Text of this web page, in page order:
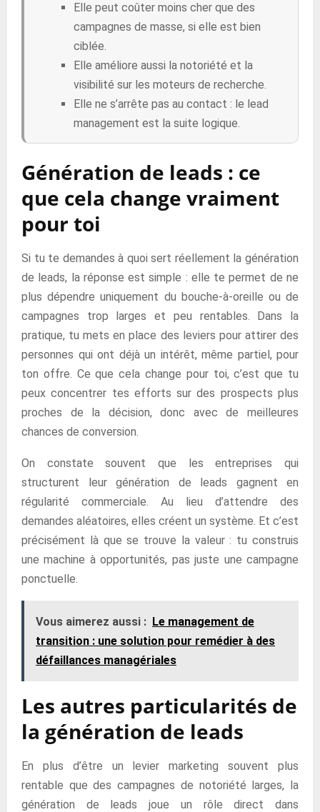
Elle peut coûter moins cher que des
campagnes de masse, si elle est bien
ciblée.
Elle améliore aussi la notoriété et la
visibilité sur les moteurs de recherche.
Elle ne s’arrête pas au contact : le lead
management est la suite logique.
Génération de leads : ce
que cela change vraiment
pour toi
Si tu te demandes à quoi sert réellement la génération
de leads, la réponse est simple : elle te permet de ne
plus dépendre uniquement du bouche-à-oreille ou de
campagnes trop larges et peu rentables. Dans la
pratique, tu mets en place des leviers pour attirer des
personnes qui ont déjà un intérêt, même partiel, pour
ton offre. Ce que cela change pour toi, c’est que tu
peux concentrer tes efforts sur des prospects plus
proches de la décision, donc avec de meilleures
chances de conversion.
On constate souvent que les entreprises qui
structurent leur génération de leads gagnent en
régularité commerciale. Au lieu d’attendre des
demandes aléatoires, elles créent un système. Et c’est
précisément là que se trouve la valeur : tu construis
une machine à opportunités, pas juste une campagne
ponctuelle.
Vous aimerez aussi : Le management de
transition : une solution pour remédier à des
défaillances managériales
Les autres particularités de
la génération de leads
En plus d’être un levier marketing souvent plus
rentable que des campagnes de notoriété larges, la
génération de leads joue un rôle direct dans